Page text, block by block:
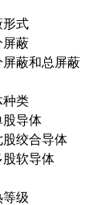
形式
屏蔽
屏蔽和总屏蔽
种类
股导体
股绞合导体
股软导体
等级